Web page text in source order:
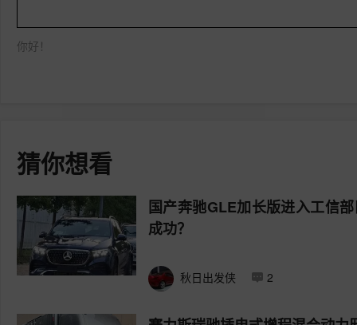
你好！
猜你想看
国产奔驰GLE加长版进入工信
成功？
秋日出发侠 2